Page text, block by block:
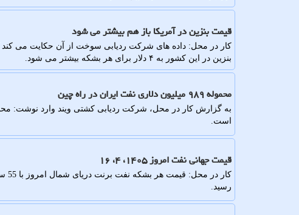
قیمت بنزین در آمریکا باز هم بیشتر می شود
کار در محل: داده های شرکت ردیابی سوخت از آن حکایت می کند
بنزین در این کشور به ۴ دلار برای هر بشکه بیشتر می شود.
محموله ۹۸۹ میلیون دلاری نفت ایران در راه چین
است.
قیمت جهانی نفت امروز ۱۴۰۵، ۴، ۱۶
رسید.